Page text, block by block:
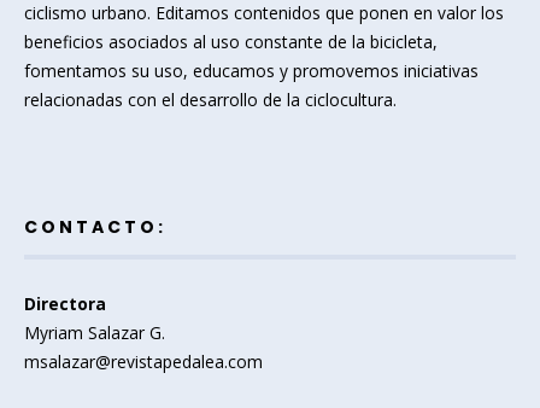
ciclismo urbano. Editamos contenidos que ponen en valor los
beneficios asociados al uso constante de la bicicleta,
fomentamos su uso, educamos y promovemos iniciativas
relacionadas con el desarrollo de la ciclocultura.
CONTACTO:
Directora
Myriam Salazar G.
msalazar@revistapedalea.com